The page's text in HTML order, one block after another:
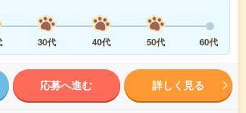
30代 40代 50代 60代
応募へ進む 詳しく見る